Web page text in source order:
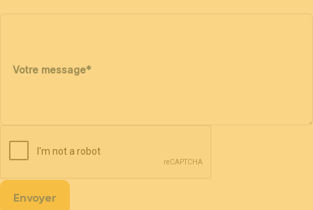
Votre message*
Envoyer